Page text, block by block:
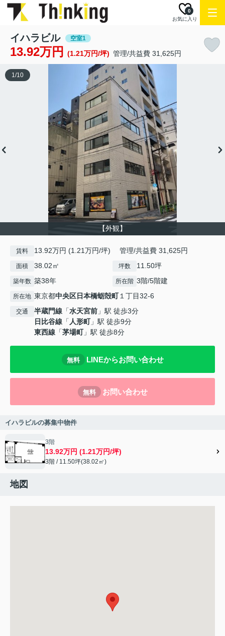
お気に入り
0
イハラビル 空室1
13.92万円 (1.21万円/坪) 管理/共益費 31,625円
【外観】
1/10
賃料 13.92万円 (1.21万円/坪) 管理/共益費 31,625円
面積 38.02㎡ 坪数 11.50坪
築年数 築38年 所在階 3階/5階建
所在地 東京都中央区日本橋蛎殻町１丁目32-6
交通 半蔵門線 「水天宮前 」駅 徒歩3分
日比谷線 「 人形町」駅 徒歩9分
東西線 「茅場町」駅 徒歩8分
無料 LINEからお問い合わせ
無料 お問い合わせ
イハラビルの募集中物件
3階
13.92万円 (1.21万円/坪)
3階 / 11.50坪(38.02㎡)
地図